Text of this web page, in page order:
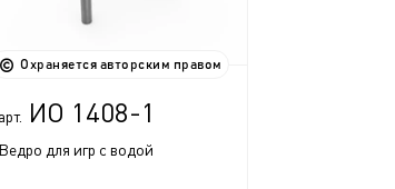
Охраняется авторским правом
арт. ИО 1408-1
Ведро для игр с водой